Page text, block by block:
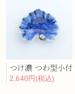
つけ濃 つわ型小付
2,640円(税込)